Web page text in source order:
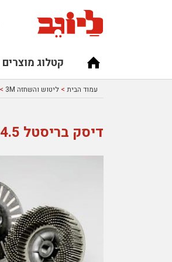
קטלוג מוצרים
עמוד הבית > ליטוש והשחזה 3M >
דיסק בריסטל 4.5